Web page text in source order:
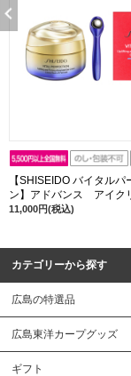
【SHISEIDO バイタルパ
ン】アドバンス アイク
11,000円(税込)
カテゴリーから探す
広島の特選品
広島東洋カープグッズ
ギフト